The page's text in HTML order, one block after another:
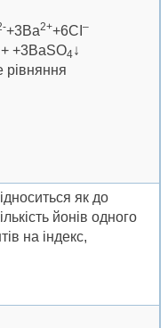
+3Ba2++6CI –
+ +3BaSO4↓
рівняння
як до
йонів одного
на індекс,